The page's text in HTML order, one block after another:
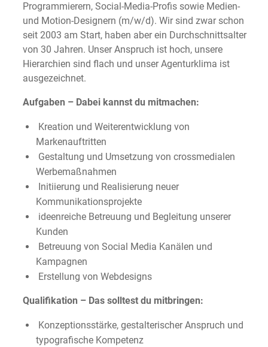
Programmierern, Social-Media-Profis sowie Medien-
und Motion-Designern (m/w/d). Wir sind zwar schon
seit 2003 am Start, haben aber ein Durchschnittsalter
von 30 Jahren. Unser Anspruch ist hoch, unsere
Hierarchien sind flach und unser Agenturklima ist
ausgezeichnet.
Aufgaben – Dabei kannst du mitmachen:
Kreation und Weiterentwicklung von
Markenauftritten
Gestaltung und Umsetzung von crossmedialen
Werbemaßnahmen
Initiierung und Realisierung neuer
Kommunikationsprojekte
ideenreiche Betreuung und Begleitung unserer
Kunden
Betreuung von Social Media Kanälen und
Kampagnen
Erstellung von Webdesigns
Qualifikation – Das solltest du mitbringen:
Konzeptionsstärke, gestalterischer Anspruch und
typografische Kompetenz